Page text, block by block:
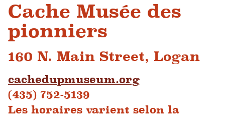
Cache Musée des
pionniers
160 N. Main Street, Logan
cachedupmuseum.org
(435) 752-5139
Les horaires varient selon la